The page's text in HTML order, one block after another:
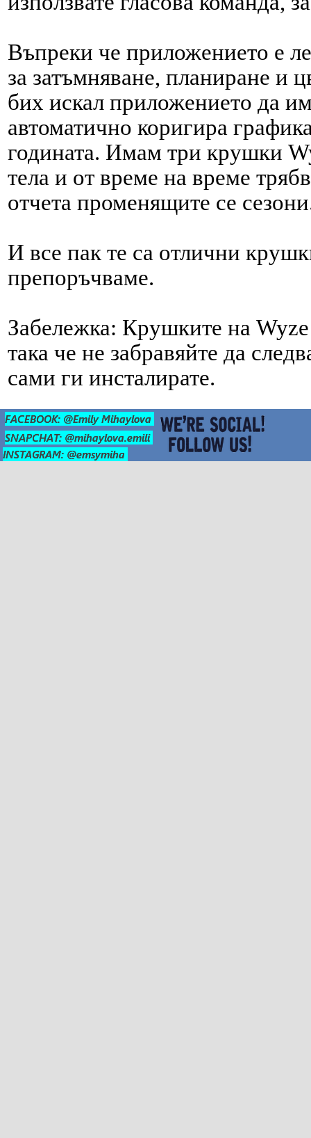
Въпреки че приложението е
за затъмняване, планиране и
бих искал приложението да
автоматично коригира
годината. Имам три крушки
тела и от време на време
отчета променящите се
И все пак те са отлични
препоръчваме.
Забележка: Крушките на
така че не забравяйте да
сами ги инсталирате.